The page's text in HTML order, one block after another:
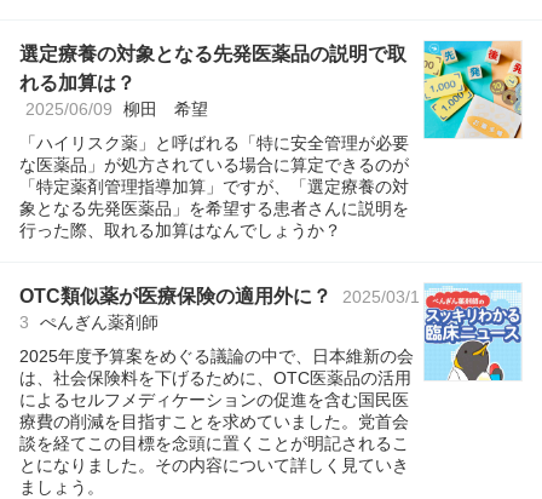
選定療養の対象となる先発医薬品の説明で取
れる加算は？
2025/06/09 柳田 希望
「ハイリスク薬」と呼ばれる「特に安全管理が必要
な医薬品」が処方されている場合に算定できるのが
「特定薬剤管理指導加算」ですが、「選定療養の対
象となる先発医薬品」を希望する患者さんに説明を
行った際、取れる加算はなんでしょうか？
OTC類似薬が医療保険の適用外に？
2025/03/1
3
ぺんぎん薬剤師
2025年度予算案をめぐる議論の中で、日本維新の会
は、社会保険料を下げるために、OTC医薬品の活用
によるセルフメディケーションの促進を含む国民医
療費の削減を目指すことを求めていました。党首会
談を経てこの目標を念頭に置くことが明記されるこ
とになりました。その内容について詳しく見ていき
ましょう。